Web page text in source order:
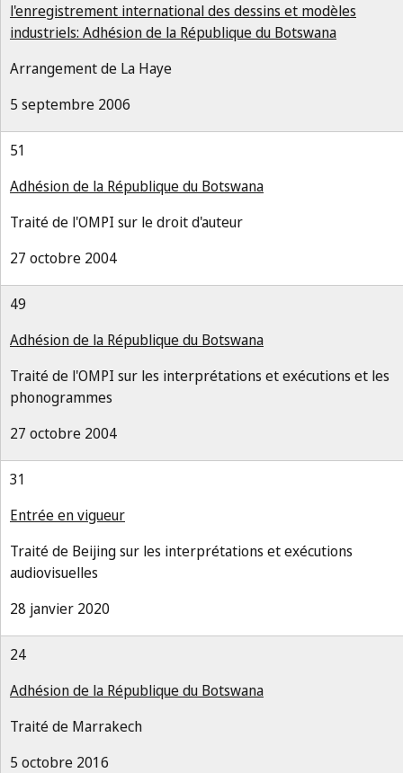
l'enregistrement international des dessins et modèles
industriels: Adhésion de la République du Botswana
Arrangement de La Haye
5 septembre 2006
51
Adhésion de la République du Botswana
Traité de l'OMPI sur le droit d'auteur
27 octobre 2004
49
Adhésion de la République du Botswana
Traité de l'OMPI sur les interprétations et exécutions et les
phonogrammes
27 octobre 2004
31
Entrée en vigueur
Traité de Beijing sur les interprétations et exécutions
audiovisuelles
28 janvier 2020
24
Adhésion de la République du Botswana
Traité de Marrakech
5 octobre 2016